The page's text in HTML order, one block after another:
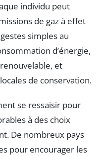
individu peut
de gaz à effet
simples au
d’énergie,
et
de conservation.
se ressaisir pour
à des choix
De nombreux pays
pour encourager les